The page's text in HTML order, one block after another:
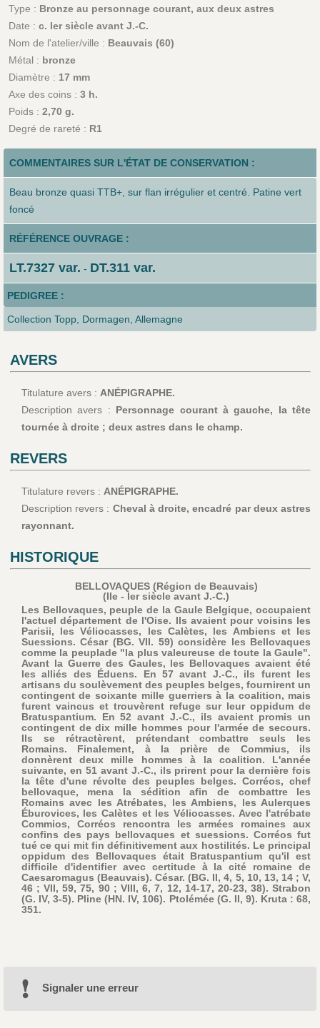
Type : Bronze au personnage courant, aux deux astres
Date : c. Ier siècle avant J.-C.
Nom de l'atelier/ville : Beauvais (60)
Métal : bronze
Diamètre : 17 mm
Axe des coins : 3 h.
Poids : 2,70 g.
Degré de rareté : R1
COMMENTAIRES SUR L'ÉTAT DE CONSERVATION :
Beau bronze quasi TTB+, sur flan irrégulier et centré. Patine vert
foncé
RÉFÉRENCE OUVRAGE :
LT.7327 var. - DT.311 var.
PEDIGREE :
Collection Topp, Dormagen, Allemagne
AVERS
Titulature avers : ANÉPIGRAPHE.
Description avers : Personnage courant à gauche, la tête
tournée à droite ; deux astres dans le champ.
REVERS
Titulature revers : ANÉPIGRAPHE.
Description revers : Cheval à droite, encadré par deux astres
rayonnant.
HISTORIQUE
BELLOVAQUES (Région de Beauvais)
(IIe - Ier siècle avant J.-C.)
Les Bellovaques, peuple de la Gaule Belgique, occupaient
l'actuel département de l'Oise. Ils avaient pour voisins les
Parisii, les Véliocasses, les Calètes, les Ambiens et les
Suessions. César (BG. VII. 59) considère les Bellovaques
comme la peuplade "la plus valeureuse de toute la Gaule".
Avant la Guerre des Gaules, les Bellovaques avaient été
les alliés des Éduens. En 57 avant J.-C., ils furent les
artisans du soulèvement des peuples belges, fournirent un
contingent de soixante mille guerriers à la coalition, mais
furent vaincus et trouvèrent refuge sur leur oppidum de
Bratuspantium. En 52 avant J.-C., ils avaient promis un
contingent de dix mille hommes pour l'armée de secours.
Ils se rétractèrent, prétendant combattre seuls les
Romains. Finalement, à la prière de Commius, ils
donnèrent deux mille hommes à la coalition. L'année
suivante, en 51 avant J.-C., ils prirent pour la dernière fois
la tête d'une révolte des peuples belges. Corréos, chef
bellovaque, mena la sédition afin de combattre les
Romains avec les Atrébates, les Ambiens, les Aulerques
Éburovices, les Calètes et les Véliocasses. Avec l'atrébate
Commios, Corréos rencontra les armées romaines aux
confins des pays bellovaques et suessions. Corréos fut
tué ce qui mit fin définitivement aux hostilités. Le principal
oppidum des Bellovaques était Bratuspantium qu'il est
difficile d'identifier avec certitude à la cité romaine de
Caesaromagus (Beauvais). César. (BG. II, 4, 5, 10, 13, 14 ; V,
46 ; VII, 59, 75, 90 ; VIII, 6, 7, 12, 14-17, 20-23, 38). Strabon
(G. IV, 3-5). Pline (HN. IV, 106). Ptolémée (G. II, 9). Kruta : 68,
351.
Signaler une erreur